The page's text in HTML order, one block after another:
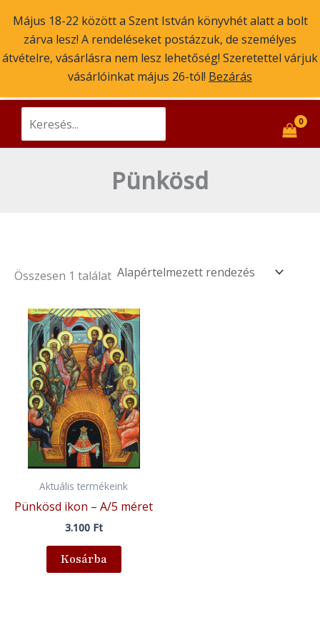
Május 18-22 között a Szent István könyvhét alatt a bolt
zárva lesz! A rendeléseket postázzuk, de személyes
átvételre, vásárlásra nem lesz lehetőség! Szeretettel várjuk
vásárlóinkat május 26-tól! Bezárás
content
Szent Atanáz Könyv- és Kegytárgybolt
Budapest
ikonok, könyvek, kegytárgyak
Main
for:
Pünkösd
Összesen 1 találat
Aktuális termékeink
Pünkösd ikon – A/5 méret
3.100 Ft
Kosárba